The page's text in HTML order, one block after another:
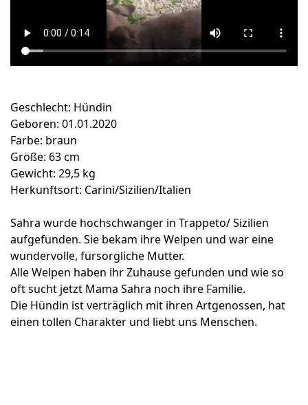
Geschlecht: Hündin
Geboren: 01.01.2020
Farbe: braun
Größe: 63 cm
Gewicht: 29,5 kg
Herkunftsort: Carini/Sizilien/Italien
Sahra wurde hochschwanger in Trappeto/ Sizilien
aufgefunden. Sie bekam ihre Welpen und war eine
wundervolle, fürsorgliche Mutter.
Alle Welpen haben ihr Zuhause gefunden und wie so
oft sucht jetzt Mama Sahra noch ihre Familie.
Die Hündin ist verträglich mit ihren Artgenossen, hat
einen tollen Charakter und liebt uns Menschen.